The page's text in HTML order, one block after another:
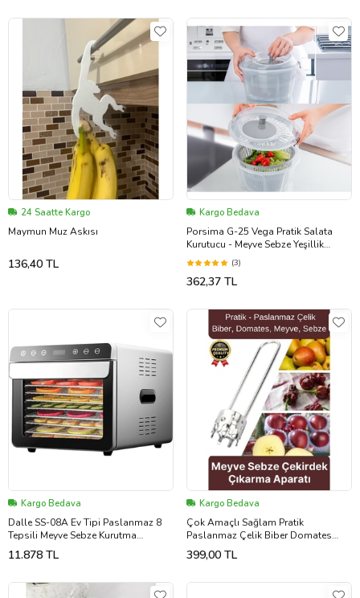
24 Saatte Kargo
Maymun Muz Askısı
136,40 TL
Kargo Bedava
Porsima G-25 Vega Pratik Salata
Kurutucu - Meyve Sebze Yeşillik
Yıkama Kurutma Kabı Gri
(3)
362,37 TL
Kargo Bedava
Dalle SS-08A Ev Tipi Paslanmaz 8
Tepsili Meyve Sebze Kurutma
Makinesi
11.878 TL
Kargo Bedava
Çok Amaçlı Sağlam Pratik
Paslanmaz Çelik Biber Domates
Meyve Sebze Çekirdek Çıkarıcı
Oyacak Aparatı
399,00 TL